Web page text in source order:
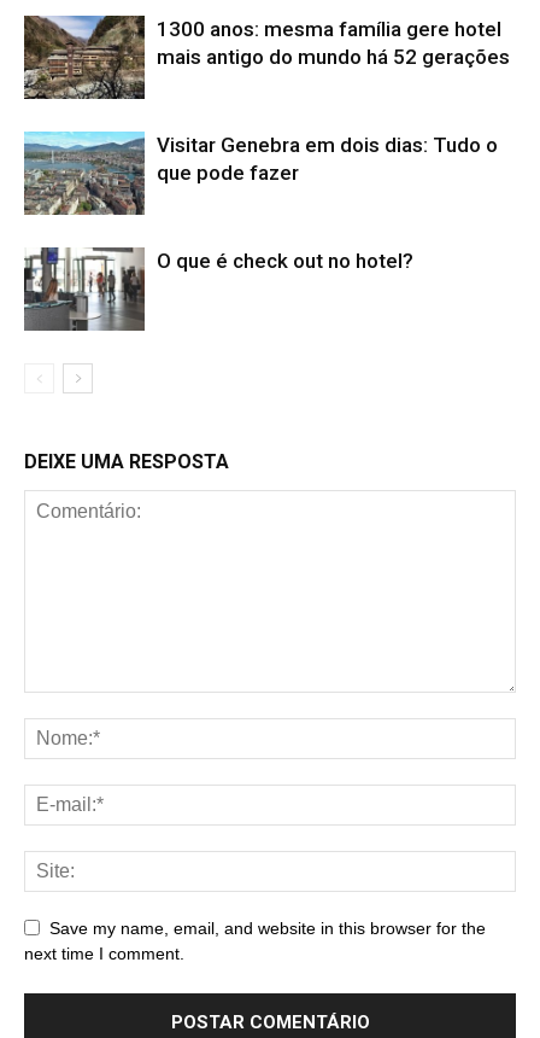
1300 anos: mesma família gere hotel
mais antigo do mundo há 52 gerações
Visitar Genebra em dois dias: Tudo o
que pode fazer
O que é check out no hotel?
DEIXE UMA RESPOSTA
Save my name, email, and website in this browser for the
next time I comment.